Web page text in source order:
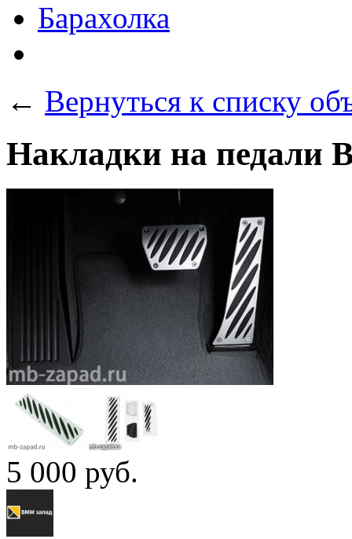
Барахолка
← Вернуться к списку
Накладки на педали
5 000 руб.